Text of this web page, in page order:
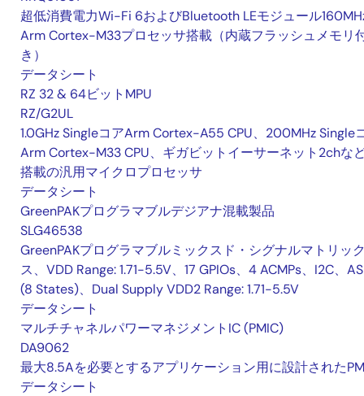
超低消費電力Wi-Fi 6およびBluetooth LEモジュール
Arm Cortex-M33プロセッサ搭載（内蔵フラッシュメモリ
き）
データシート
RZ 32 & 64ビットMPU
RZ/G2UL
1.0GHz SingleコアArm Cortex-A55 CPU、200MHz Single
Arm Cortex-M33 CPU、ギガビットイーサーネット2chな
搭載の汎用マイクロプロセッサ
データシート
GreenPAKプログラマブルデジアナ混載製品
SLG46538
GreenPAKプログラマブルミックスド・シグナルマトリッ
ス、VDD Range: 1.71-5.5V、17 GPIOs、4 ACMPs、I2C、
(8 States)、Dual Supply VDD2 Range: 1.71-5.5V
データシート
マルチチャネルパワーマネジメントIC (PMIC)
DA9062
最大8.5Aを必要とするアプリケーション用に設計された
データシート